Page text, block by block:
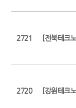
2721 [전북테크
2720 [강원테크